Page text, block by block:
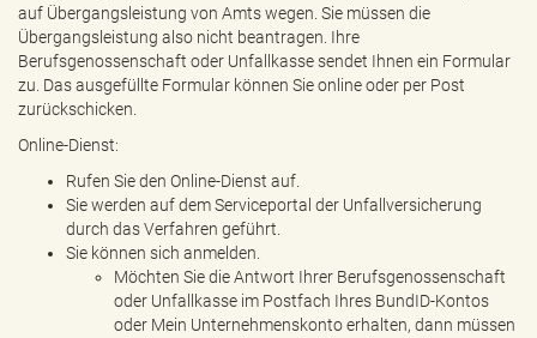
auf Übergangsleistung von Amts wegen. Sie müssen die
Übergangsleistung also nicht beantragen. Ihre
Berufsgenossenschaft oder Unfallkasse sendet Ihnen ein Formular
zu. Das ausgefüllte Formular können Sie online oder per Post
zurückschicken.
Online-Dienst:
Rufen Sie den Online-Dienst auf.
Sie werden auf dem Serviceportal der Unfallversicherung
durch das Verfahren geführt.
Sie können sich anmelden.
Möchten Sie die Antwort Ihrer Berufsgenossenschaft
oder Unfallkasse im Postfach Ihres BundID-Kontos
oder Mein Unternehmenskonto erhalten, dann müssen